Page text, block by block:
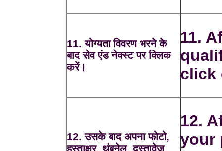
11. योग्यता विवरण भरने के
बाद सेव एंड नेक्स्ट पर क्लिक
करें।
11.
click
12. उसके बाद अपना फोटो,
हस्ताक्षर, थंबनेल, दस्तावेज
12.
your